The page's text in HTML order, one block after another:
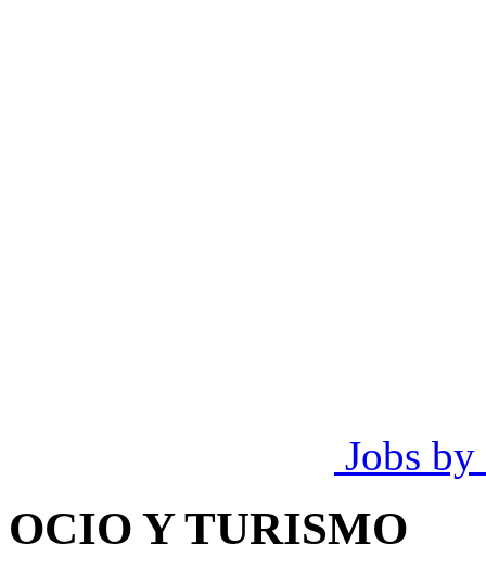
Jobs by
OCIO Y TURISMO